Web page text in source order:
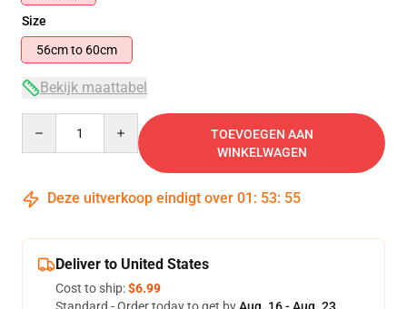
Size
56cm to 60cm
Bekijk maattabel
TOEVOEGEN AAN
WINKELWAGEN
Deze uitverkoop eindigt over 01 : 53: 55
Deliver to United States
Cost to ship:$6.99